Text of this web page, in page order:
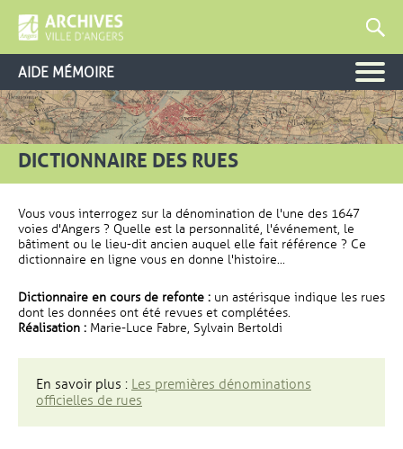
AIDE MÉMOIRE
DICTIONNAIRE DES RUES
Vous vous interrogez sur la dénomination de l'une des 1647
voies d'Angers ? Quelle est la personnalité, l'événement, le
bâtiment ou le lieu-dit ancien auquel elle fait référence ? Ce
dictionnaire en ligne vous en donne l'histoire...
Dictionnaire en cours de refonte : un astérisque indique les rues
dont les données ont été revues et complétées.
Réalisation : Marie-Luce Fabre, Sylvain Bertoldi
En savoir plus : Les premières dénominations
officielles de rues